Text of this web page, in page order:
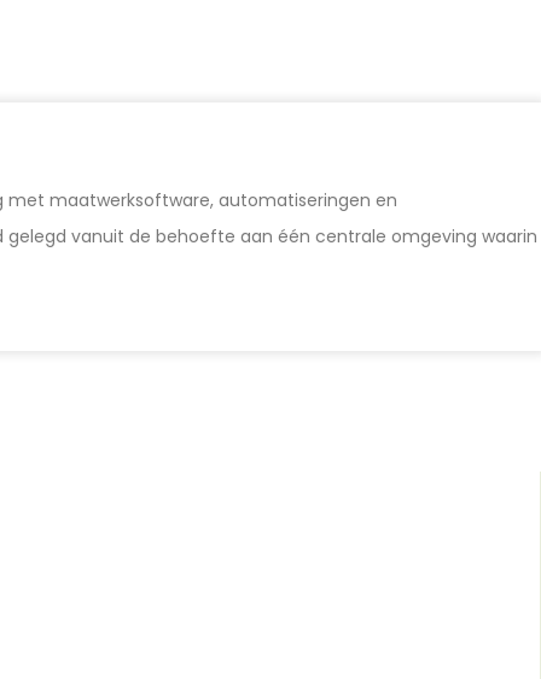
met maatwerksoftware, automatiseringen en
gelegd vanuit de behoefte aan één centrale omgeving waarin